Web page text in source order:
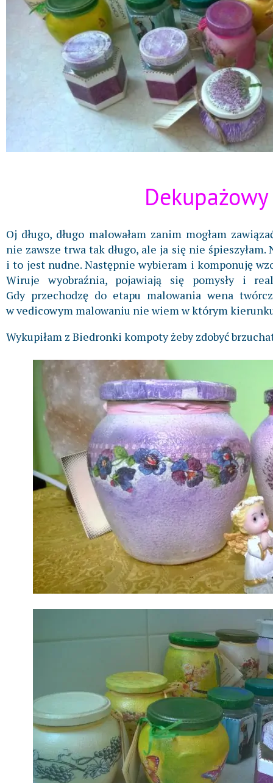
Oj długo, długo malowałam zanim mogłam
nie zawsze trwa tak długo, ale ja się nie śpieszyłam.
i to jest nudne. Następnie wybieram i komponuję
Wiruje wyobraźnia, pojawiają się pomysły i
Gdy przechodzę do etapu malowania wena
w vedicowym malowaniu nie wiem w którym
Wykupiłam z Biedronki kompoty żeby zdobyć